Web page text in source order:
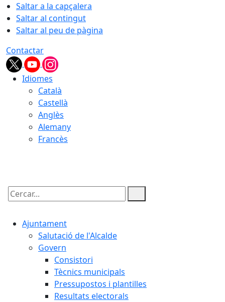
Saltar a la capçalera
Saltar al contingut
Saltar al peu de pàgina
Contactar
Idiomes
Català
Castellà
Anglès
Alemany
Francès
Cercar:
Ajuntament
Salutació de l'Alcalde
Govern
Consistori
Tècnics municipals
Pressupostos i plantilles
Resultats electorals